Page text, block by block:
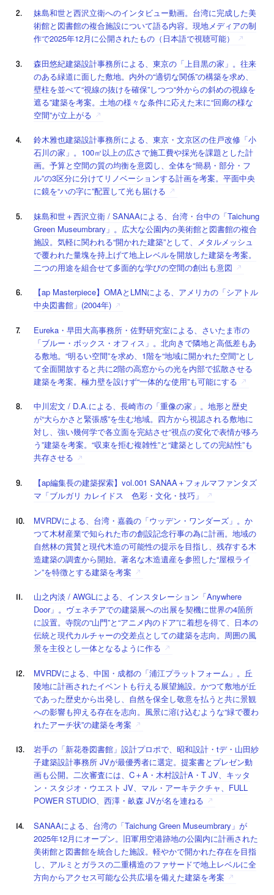
妹島和世と西沢立衛へのインタビュー動画。台湾に完成した美
術館と図書館の複合施設について語る内容。現地メディアの制
作で2025年12月に公開されたもの（日本語で視聴可能）
森田悠紀建築設計事務所による、東京の「上目黒の家」。往来
のある緑道に面した敷地。内外の“適切な関係”の構築を求め、
壁柱を並べて“視線の抜けを確保”しつつ“外からの斜めの視線を
遮る”建築を考案。土地の様々な条件に応えた末に“回廊の様な
空間”が立上がる
鈴木雅也建築設計事務所による、東京・文京区の住戸改修「小
石川の家」。100㎡以上の広さで施工費や採光を課題とした計
画。予算と空間の質の均衡を意図し、全体を“簡易・部分・フ
ル”の3区分に分けてリノベーションする計画を考案。平面中央
に鏡を“ハの字に”配置して光も届ける
妹島和世＋西沢立衛 / SANAAによる、台湾・台中の「Taichung
Green Museumbrary」。広大な公園内の美術館と図書館の複合
施設。気軽に関われる“開かれた建築”として、メタルメッシュ
で覆われた量塊を持上げて地上レベルを開放した建築を考案。
二つの用途を組合せて多面的な学びの空間の創出も意図
【ap Masterpiece】OMAとLMNによる、アメリカの「シアトル
中央図書館」(2004年)
Eureka・早田大高事務所・佐野研究室による、さいたま市の
「ブルー・ボックス・オフィス」。北向きで隣地と高低差もあ
る敷地。“明るい空間”を求め、1階を“地域に開かれた空間”とし
て全面開放すると共に2階の高窓からの光を内部で拡散させる
建築を考案。極力壁を設けず“一体的な使用”も可能にする
中川宏文 / D.A.による、長崎市の「重像の家」。地形と歴史
が“大らかさと緊張感”を生む地域。四方から視認される敷地に
対し、強い幾何学で各立面を完結させ“視点の変化で表情が移ろ
う”建築を考案。“収束を拒む複雑性”と“建築としての完結性”も
共存させる
【ap編集長の建築探索】vol.001 SANAA＋フォルマファンタズ
マ「ブルガリ カレイドス 色彩・文化・技巧」
MVRDVによる、台湾・嘉義の「ウッデン・ワンダーズ」。か
つて木材産業で知られた市の創設記念行事の為に計画。地域の
自然林の賞賛と現代木造の可能性の提示を目指し、残存する木
造建築の調査から開始。著名な木造遺産を参照した“屋根ライ
ン”を特徴とする建築を考案
山之内淡 / AWGLによる、インスタレーション「Anywhere
Door」。ヴェネチアでの建築展への出展を契機に世界の4箇所
に設置。寺院の“山門”と“アニメ内のドア”に着想を得て、日本の
伝統と現代カルチャーの交差点としての建築を志向。周囲の風
景を主役とし一体となるように作る
MVRDVによる、中国・成都の「浦江プラットフォーム」。丘
陵地に計画されたイベントも行える展望施設。かつて敷地が丘
であった歴史から出発し、自然を保全し敬意を払うと共に景観
への影響も抑える存在を志向。風景に溶け込むような“緑で覆わ
れたアーチ状”の建築を考案
岩手の「新花巻図書館」設計プロポで、昭和設計・tデ・山田紗
子建築設計事務所 JVが最優秀者に選定。提案書とプレゼン動
画も公開。二次審査には、C＋A・木村設計A・T JV、キッタ
ン・スタジオ・ウエスト JV、マル・アーキテクチャ、FULL
POWER STUDIO、西澤・畝森 JVが名を連ねる
SANAAによる、台湾の「Taichung Green Museumbrary」が
2025年12月にオープン。旧軍用空港跡地の公園内に計画された
美術館と図書館を統合した施設。軽やかで開かれた存在を目指
し、アルミとガラスの二重構造のファサードで地上レベルに全
方向からアクセス可能な公共広場を備えた建築を考案